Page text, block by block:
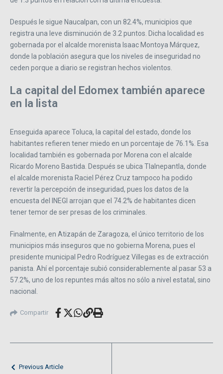
Después le sigue Naucalpan, con un 82.4%, municipios que
registra una leve disminución de 3.2 puntos. Dicha localidad es
gobernada por el alcalde morenista Isaac Montoya Márquez,
donde la población asegura que los niveles de inseguridad no
ceden porque a diario se registran hechos violentos.
La capital del Edomex también aparece
en la lista
Enseguida aparece Toluca, la capital del estado, donde los
habitantes refieren tener miedo en un porcentaje de 76.1%. Esa
localidad también es gobernada por Morena con el alcalde
Ricardo Moreno Bastida. Después se ubica Tlalnepantla, donde
el alcalde morenista Raciel Pérez Cruz tampoco ha podido
revertir la percepción de inseguridad, pues los datos de la
encuesta del INEGI arrojan que el 74.2% de habitantes dicen
tener temor de ser presas de los criminales.
Finalmente, en Atizapán de Zaragoza, el único territorio de los
municipios más inseguros que no gobierna Morena, pues el
presidente municipal Pedro Rodríguez Villegas es de extracción
panista. Ahí el porcentaje subió considerablemente al pasar 53 a
57.2%, uno de los repuntes más altos no sólo a nivel estatal, sino
nacional.
Compartir
Previous Article